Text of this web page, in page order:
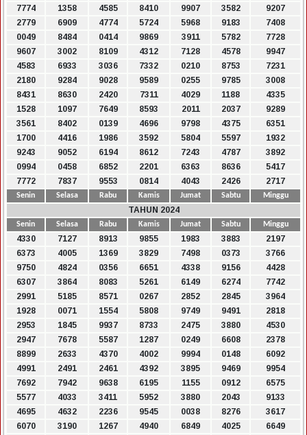
7774
1358 4585 8410 9907 3582
9207
2779
6909 4774 5724 5968 9183
7408
0049
8484 0414 9869 3911 5782
7728
9607
3002 8109 4312 7128 4578
9947
4583
6933 3036 7332 0210 8753
7231
2180
9284 9028 9589 0255 9785
3008
8431
8630 2420 7311 4029 1188
4335
1528
1097 7649 8593 2011 2037
9289
3561
8402 0139 4696 9798 4375
6351
1700
4416 1986 3592 5804 5597
1932
9243
9052 6194 8612 7243 4787
3892
0994
0458 6852 2201 6363 8636
5417
7772
7837 9553 0814 4043 2426 2717
Senin Selasa Rabu Kamis Jumat Sabtu Minggu
TAHUN 2024
Senin Selasa Rabu Kamis Jumat Sabtu Minggu
4330 7127 8913 9855 1983 3883
2197
6373
4005 1369 3829 7498 0373
3766
9750
4824 0356 6651 4338 9156
4428
6307
3864 8083 5261 6149 6274
7742
2991
5185 8571 0267 2852 2845
3964
1928
0071 1554 5808 9749 9491
2818
2953
1845 9937 8733 2475 3880
4530
2947
7678 5587 1287 0249 6608
2378
8899
2633 4370 4002 9994 0148
6092
4991
2491 2461 4392 3895 9469
9954
7692
7942 9638 6195 1155 0912
6575
5577
4033 3411 5952 3880 2043
9133
4695
4632 2236 9545 0038 8276
3617
6070
3190 1267 4940 6849 4025
6649